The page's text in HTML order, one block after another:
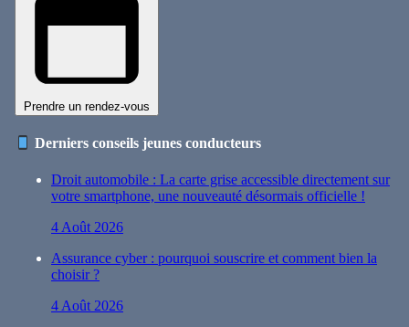
Prendre un rendez-vous
Derniers conseils jeunes conducteurs
Droit automobile : La carte grise accessible directement sur
votre smartphone, une nouveauté désormais officielle !
4 Août 2026
Assurance cyber : pourquoi souscrire et comment bien la
choisir ?
4 Août 2026